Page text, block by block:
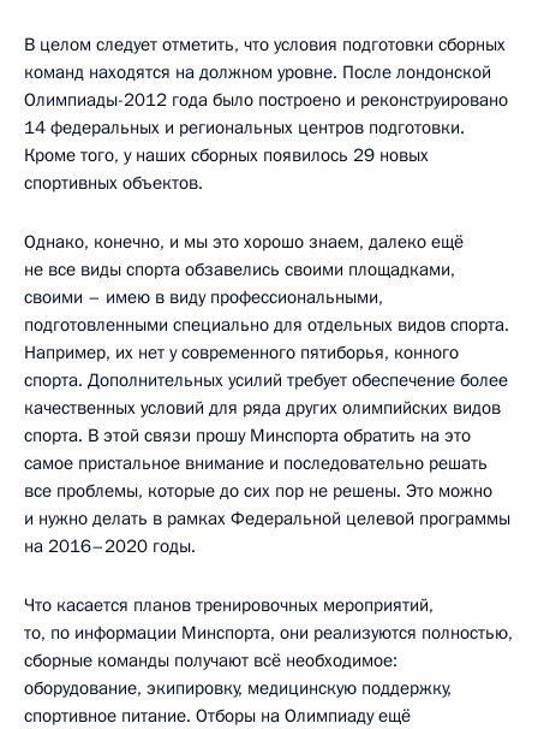
В целом следует отметить, что условия подготовки сборных
команд находятся на должном уровне. После лондонской
Олимпиады-2012 года было построено и реконструировано
14 федеральных и региональных центров подготовки.
Кроме того, у наших сборных появилось 29 новых
спортивных объектов.
Однако, конечно, и мы это хорошо знаем, далеко ещё
не все виды спорта обзавелись своими площадками,
своими – имею в виду профессиональными,
подготовленными специально для отдельных видов спорта.
Например, их нет у современного пятиборья, конного
спорта. Дополнительных усилий требует обеспечение более
качественных условий для ряда других олимпийских видов
спорта. В этой связи прошу Минспорта обратить на это
самое пристальное внимание и последовательно решать
все проблемы, которые до сих пор не решены. Это можно
и нужно делать в рамках Федеральной целевой программы
на 2016–2020 годы.
Что касается планов тренировочных мероприятий,
то, по информации Минспорта, они реализуются полностью,
сборные команды получают всё необходимое:
оборудование, экипировку, медицинскую поддержку,
спортивное питание. Отборы на Олимпиаду ещё